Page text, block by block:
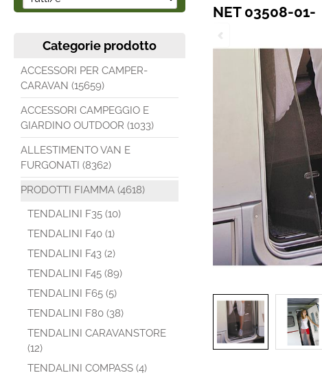
Categorie prodotto
ACCESSORI PER CAMPER-
CARAVAN (15659)
ACCESSORI CAMPEGGIO E
GIARDINO OUTDOOR (1033)
ALLESTIMENTO VAN E
FURGONATI (8362)
PRODOTTI FIAMMA (4618)
TENDALINI F35 (10)
TENDALINI F40 (1)
TENDALINI F43 (2)
TENDALINI F45 (89)
TENDALINI F65 (5)
TENDALINI F80 (38)
TENDALINI CARAVANSTORE
(12)
TENDALINI COMPASS (4)
NET 03508-01-